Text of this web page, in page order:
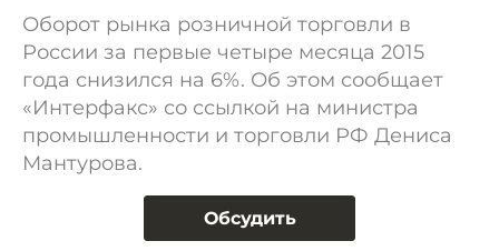
Оборот рынка розничной торговли в
России за первые четыре месяца 2015
года снизился на 6%. Об этом сообщает
«Интерфакс» со ссылкой на министра
промышленности и торговли РФ Дениса
Мантурова.
Обсудить